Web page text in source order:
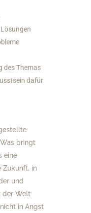
des Themas
dafür
bringt
eine
Zukunft, in
und
der Welt
in Angst